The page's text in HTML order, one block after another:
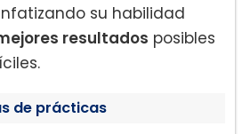
su habilidad
resultados posibles
de prácticas